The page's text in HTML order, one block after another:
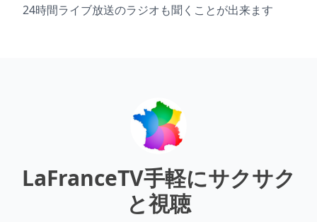
24時間ライブ放送のラジオも聞くことが出来ます
LaFranceTV手軽にサクサク
と視聴